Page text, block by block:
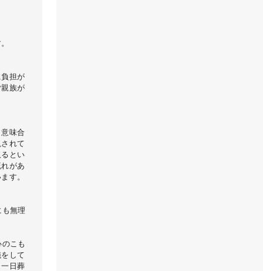
担が
族が
味合
れて
とい
があ
す。
無理
こも
して
日葬